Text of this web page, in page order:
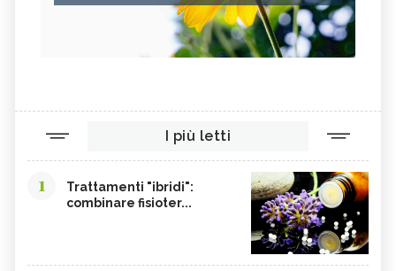
I più letti
1
Trattamenti "ibridi":
combinare fisioter...